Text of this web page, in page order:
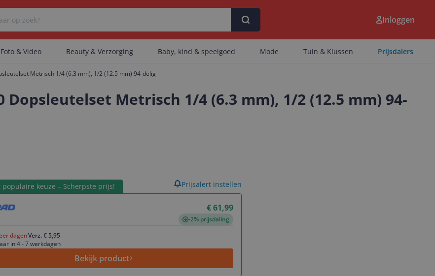
Er zijn geen categorieën gevonden.
Inloggen
Foto & Video Beauty & Verzorging Baby, kind & speelgoed Mode Tuin & Klussen Prijsdalers
Metrisch 1/4 (6.3 mm), 1/2 (12.5 mm) 94-delig
Metrisch 1/4 (6.3 mm), 1/2 (12.5 mm) 94-
populaire keuze – Scherpste prijs!
€ 61,99
-2% prijsdaling
dagenVerz. € 5,95
in 4 - 7 werkdagen
Bekijk product
Prijsalert instellen